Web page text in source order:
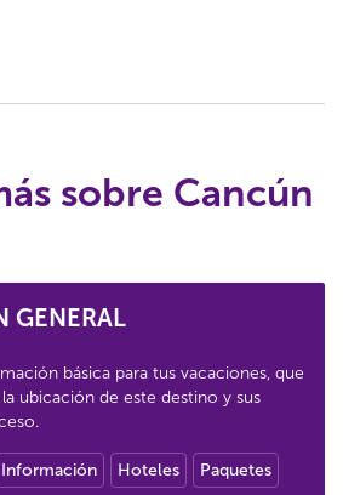
sobre Cancún
GENERAL
básica para tus vacaciones, que
ubicación de este destino y sus
Información Hoteles Paquetes